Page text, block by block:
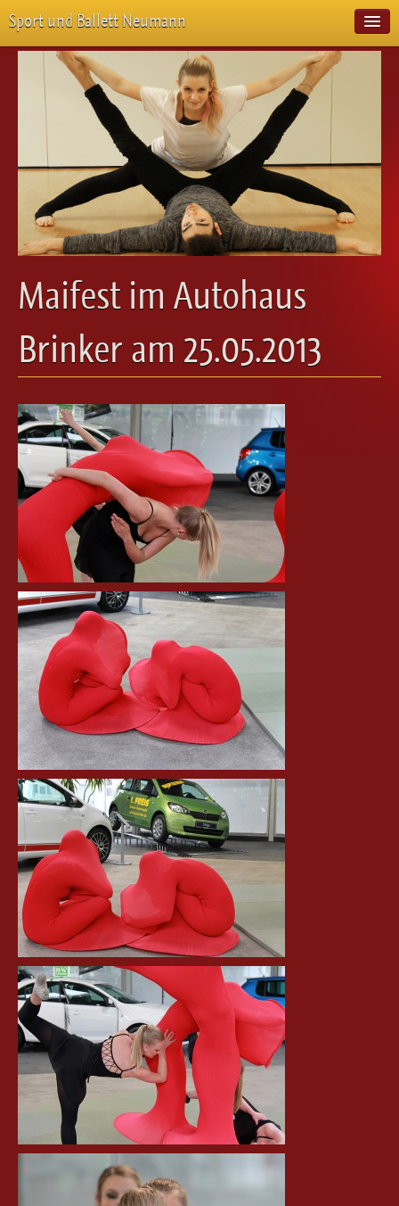
Sport und Ballett Neumann
Start
Neuigkeiten
Über Uns
Veranstaltungen
Emotion Pur
Meisterschaften
Projekte
Vorstellungen
Workshops
Galerie
Kontakt
Videos
Ballett für Erwachsene / Jugendliche
Kreative Früherziehung / Kinderballett
Modern / Jazz / Contemporary
Steptanz
Urban Dance
Maifest im Autohaus
Brinker am 25.05.2013